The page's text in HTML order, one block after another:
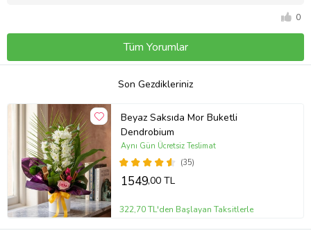
0
Tüm Yorumlar
Son Gezdikleriniz
Beyaz Saksıda Mor Buketli
Dendrobium
(35)
Aynı Gün Ücretsiz Teslimat
1549,00 TL
322,70 TL'den Başlayan Taksitlerle